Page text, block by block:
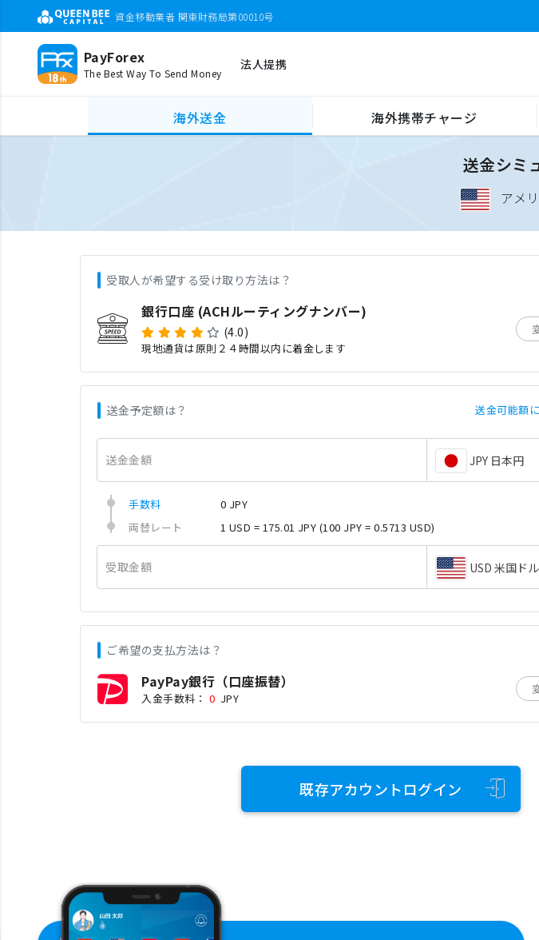
資金移動業者 関東財務局第00010号
PayForex
The Best Way To Send Money
法人提携
海外送金 海外携帯チャージ
送金シミ
アメ
受取人が希望する受け取り方法は？
銀行口座 (ACHルーティングナンバー)
(4.0)
現地通貨は原則２４時間以内に着金します
送金予定額は？ 送金可能額
送金金額 JPY 日本円
手数料
0 JPY
両替レート
1 USD = 175.01 JPY (100 JPY = 0.5713 USD)
受取金額 USD 米国ドル
ご希望の支払方法は？
PayPay銀行（口座振替）
入金手数料： 0 JPY
既存アカウントログイン